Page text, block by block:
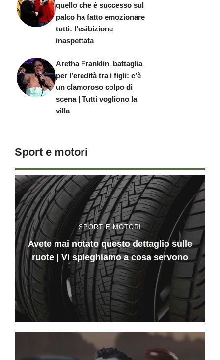
quello che è successo sul
palco ha fatto emozionare
tutti: l’esibizione
inaspettata
Aretha Franklin, battaglia
per l’eredità tra i figli: c’è
un clamoroso colpo di
scena | Tutti vogliono la
villa
Sport e motori
SPORT E MOTORI
Avete mai notato questo dettaglio sulle
ruote | Vi spieghiamo a cosa servono